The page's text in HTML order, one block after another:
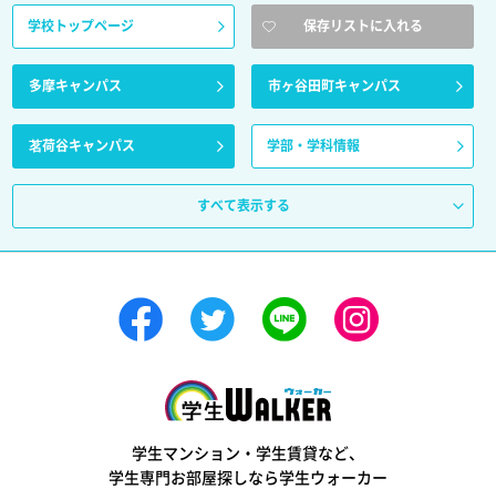
学校トップページ 保存リストに入れる
多摩キャンパス 市ヶ谷田町キャンパス
茗荷谷キャンパス 学部・学科情報
すべて表示する
学生マンション・学生賃貸など、
学生専門お部屋探しなら学生ウォーカー